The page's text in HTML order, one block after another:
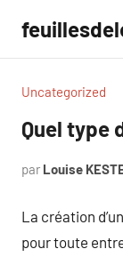
contenu
Uncategorized
Quel type
par Louise
La création
pour toute